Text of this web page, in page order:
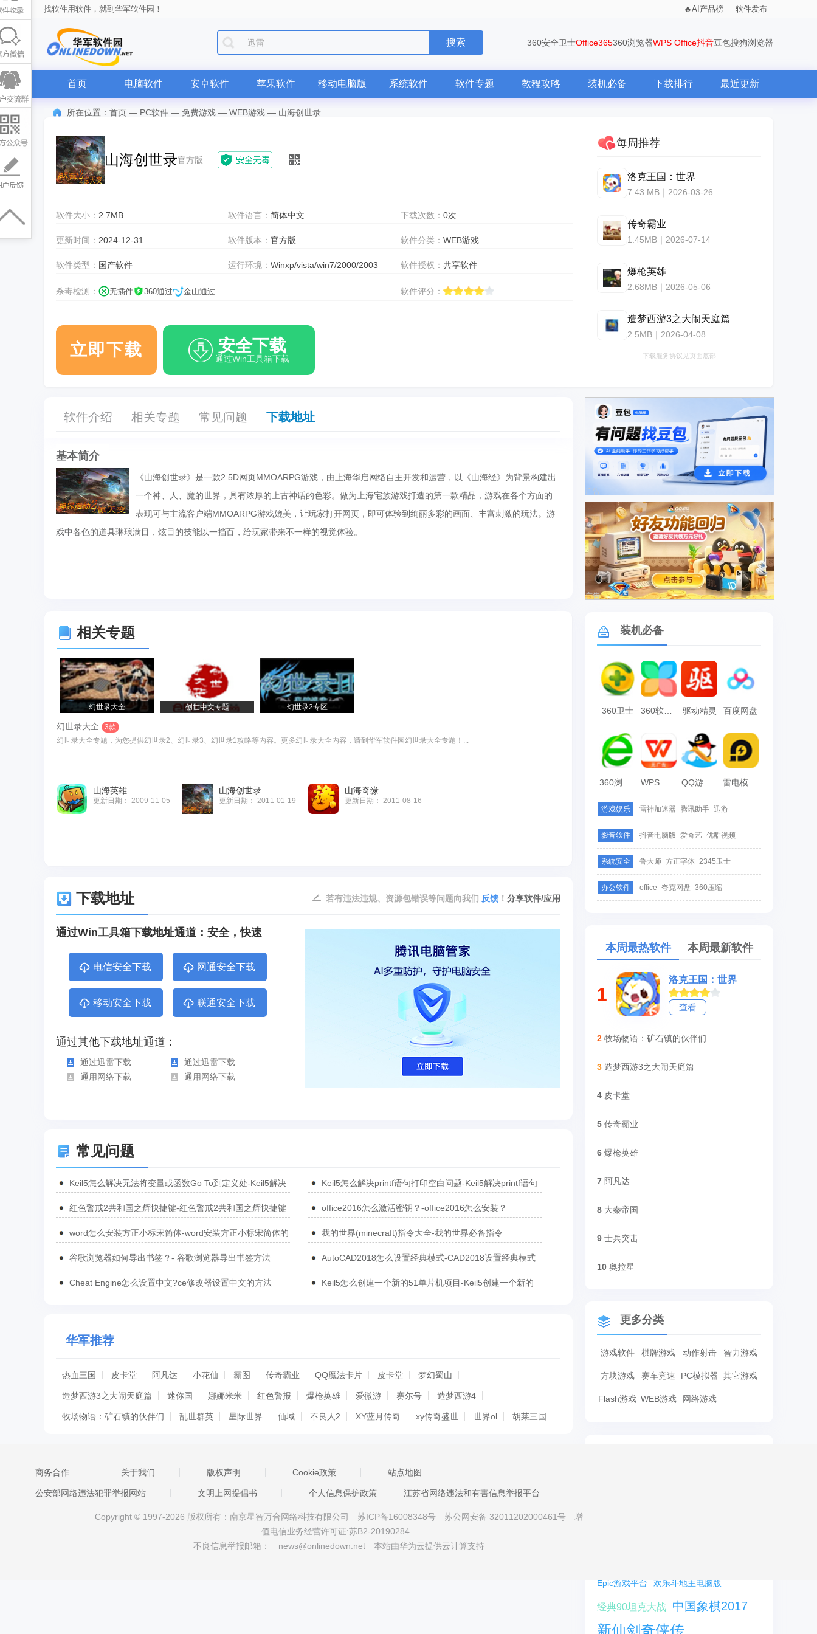
找软件用软件，就到华军软件园！ AI产品榜 软件发布
迅雷 搜索 360安全卫士Office365360浏览器WPS Office抖音豆包搜狗浏览器
首页 电脑软件 安卓软件 苹果软件 移动电脑版 系统软件 软件专题 教程攻略 装机必备 下载排行 最近更新
所在位置： 首页 — PC软件 — 免费游戏 — WEB游戏 — 山海创世录
山海创世录官方版
软件大小： 2.7MB 软件语言：简体中文 下载次数： 0次
更新时间： 2024-12-31 软件版本：官方版 软件分类： WEB游戏
软件类型： 国产软件 运行环境：Winxp/vista/win7/2000/2003 软件授权： 共享软件
杀毒检测： 无插件 360通过 金山通过 软件评分：
立即下载 安全下载
通过Win工具箱下载
每周推荐
洛克王国：世界
7.43 MB｜2026-03-26
传奇霸业
1.45MB｜2026-07-14
爆枪英雄
2.68MB｜2026-05-06
造梦西游3之大闹天庭篇
2.5MB｜2026-04-08
下载服务协议见页面底部
软件介绍 相关专题 常见问题 下载地址
基本简介
《山海创世录》是一款2.5D网页MMOARPG游戏，由上海华启网络自主开发和运营，以《山海经》为背景构建出
一个神、人、魔的世界，具有浓厚的上古神话的色彩。做为上海宅族游戏打造的第一款精品，游戏在各个方面的
表现可与主流客户端MMOARPG游戏媲美，让玩家打开网页，即可体验到绚丽多彩的画面、丰富刺激的玩法。游
戏中各色的道具琳琅满目，炫目的技能以一挡百，给玩家带来不一样的视觉体验。
相关专题
幻世录大全 创世中文专题 幻世录2专区
幻世录大全
3款
幻世录大全专题，为您提供幻世录2、幻世录3、幻世录1攻略等内容。更多幻世录大全内容，请到华军软件园幻世录大全专题！...
山海英雄
更新日期： 2009-11-05
山海创世录
更新日期： 2011-01-19
山海奇缘
更新日期： 2011-08-16
下载地址 分享软件/应用
若有违法违规、资源包错误等问题向我们 反馈 ！
通过Win工具箱下载地址通道：安全，快速
电信安全下载 网通安全下载
移动安全下载 联通安全下载
通过其他下载地址通道：
通过迅雷下载
通过迅雷下载
通用网络下载
通用网络下载
常见问题
Keil5怎么解决无法将变量或函数Go To到定义处-Keil5解决
Keil5怎么解决printf语句打印空白问题-Keil5解决printf语句
红色警戒2共和国之辉快捷键-红色警戒2共和国之辉快捷键
office2016怎么激活密钥？-office2016怎么安装？
word怎么安装方正小标宋简体-word安装方正小标宋简体的
我的世界(minecraft)指令大全-我的世界必备指令
谷歌浏览器如何导出书签？- 谷歌浏览器导出书签方法
AutoCAD2018怎么设置经典模式-CAD2018设置经典模式
Cheat Engine怎么设置中文?ce修改器设置中文的方法
Keil5怎么创建一个新的51单片机项目-Keil5创建一个新的
华军推荐
热血三国 皮卡堂 阿凡达 小花仙 霸图 传奇霸业 QQ魔法卡片 皮卡堂 梦幻蜀山
造梦西游3之大闹天庭篇 迷你国 娜娜米米 红色警报 爆枪英雄 爱微游 赛尔号 造梦西游4
牧场物语：矿石镇的伙伴们 乱世群英 星际世界 仙域 不良人2 XY蓝月传奇 xy传奇盛世 世界ol 胡莱三国
天天向上 十年一剑 奇客岛 南帝北丐 梁山好汉
广告
广告
装机必备
360卫士 360软件管家 驱动精灵 百度网盘
雷电模拟器
游戏娱乐 雷神加速器 腾讯助手 迅游
影音软件 抖音电脑版 爱奇艺 优酷视频
系统安全 鲁大师 方正字体 2345卫士
办公软件 office 夸克网盘 360压缩
本周最热软件 本周最新软件
1
洛克王国：世界
查看
2 牧场物语：矿石镇的伙伴们
3 造梦西游3之大闹天庭篇
4 皮卡堂
5 传奇霸业
6 爆枪英雄
7 阿凡达
8 大秦帝国
9 士兵突击
10 奥拉星
更多分类
游戏软件 棋牌游戏 动作射击 智力游戏
方块游戏 赛车竞速 PC模拟器 其它游戏
Flash游戏 WEB游戏 网络游戏
Epic游戏平台 欢乐斗地主电脑版
经典90坦克大战 中国象棋2017
新仙剑奇侠传
商务合作 关于我们 版权声明 Cookie政策 站点地图
公安部网络违法犯罪举报网站 文明上网提倡书 个人信息保护政策 江苏省网络违法和有害信息举报平台
Copyright © 1997-2026 版权所有：南京星智万合网络科技有限公司 苏ICP备16008348号 苏公网安备 32011202000461号
增
值电信业务经营许可证:苏B2-20190284
不良信息举报邮箱：
news@onlinedown.net 本站由华为云提供云计算支持